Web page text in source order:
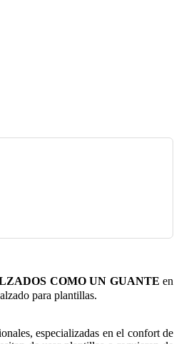
COMO UN GUANTE en
para plantillas.
especializadas en el confort de